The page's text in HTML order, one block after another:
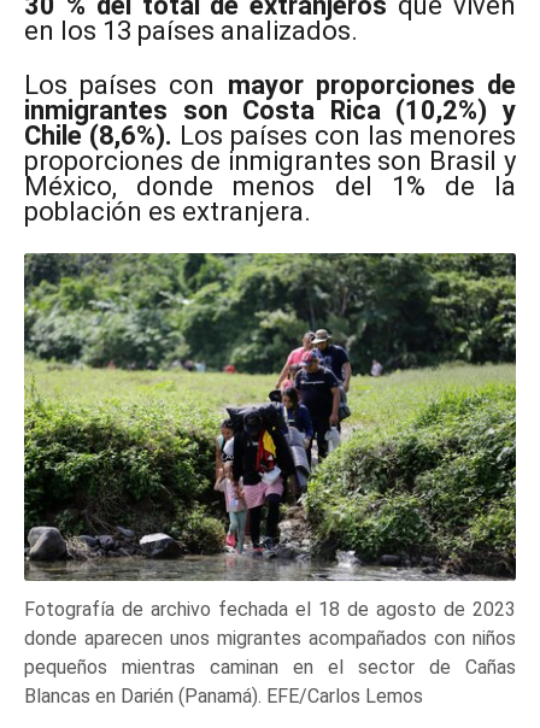
en los 13 países analizados.
Los países con mayor proporciones de
inmigrantes son Costa Rica (10,2%) y
Chile (8,6%). Los países con las menores
proporciones de inmigrantes son Brasil y
México, donde menos del 1% de la
población es extranjera.
Fotografía de archivo fechada el 18 de agosto de 2023
donde aparecen unos migrantes acompañados con niños
pequeños mientras caminan en el sector de Cañas
Blancas en Darién (Panamá). EFE/Carlos Lemos